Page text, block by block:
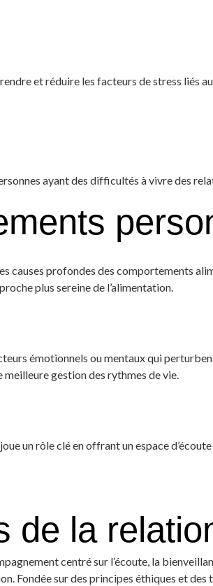
et réduire les facteurs de stress liés
ayant des difficultés à vivre des
causes profondes des comportements
plus sereine de l’alimentation.
émotionnels ou mentaux qui
gestion des rythmes de vie.
un rôle clé en offrant un espace
de la
centré sur l’écoute, la
Fondée sur des principes éthiques et